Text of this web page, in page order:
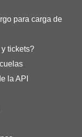
para carga de
tickets?
la API